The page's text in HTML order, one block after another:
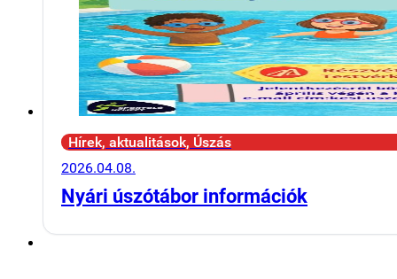
Hírek, aktualitások, Úszás
2026.04.08.
Nyári úszótábor információk